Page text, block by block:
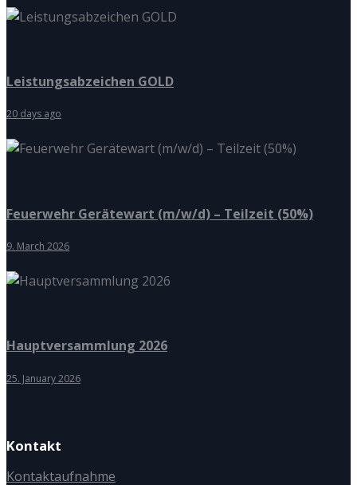
Leistungsabzeichen GOLD
20 days ago
Feuerwehr Gerätewart (m/w/d) – Teilzeit (50%)
9. March 2026
Hauptversammlung 2026
25. January 2026
Kontakt
Kontaktaufnahme